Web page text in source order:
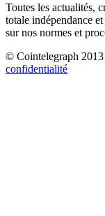
Toutes les actualités,
totale indépendance
sur nos normes et
© Cointelegraph
confidentialité